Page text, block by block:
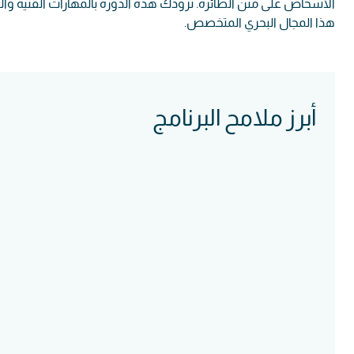
الأشخاص على متن الطائرة. تزودك هذه الدورة بالمهارات الفنية
هذا المجال البحري المتخصص.
أبرز ملامح البرنامج